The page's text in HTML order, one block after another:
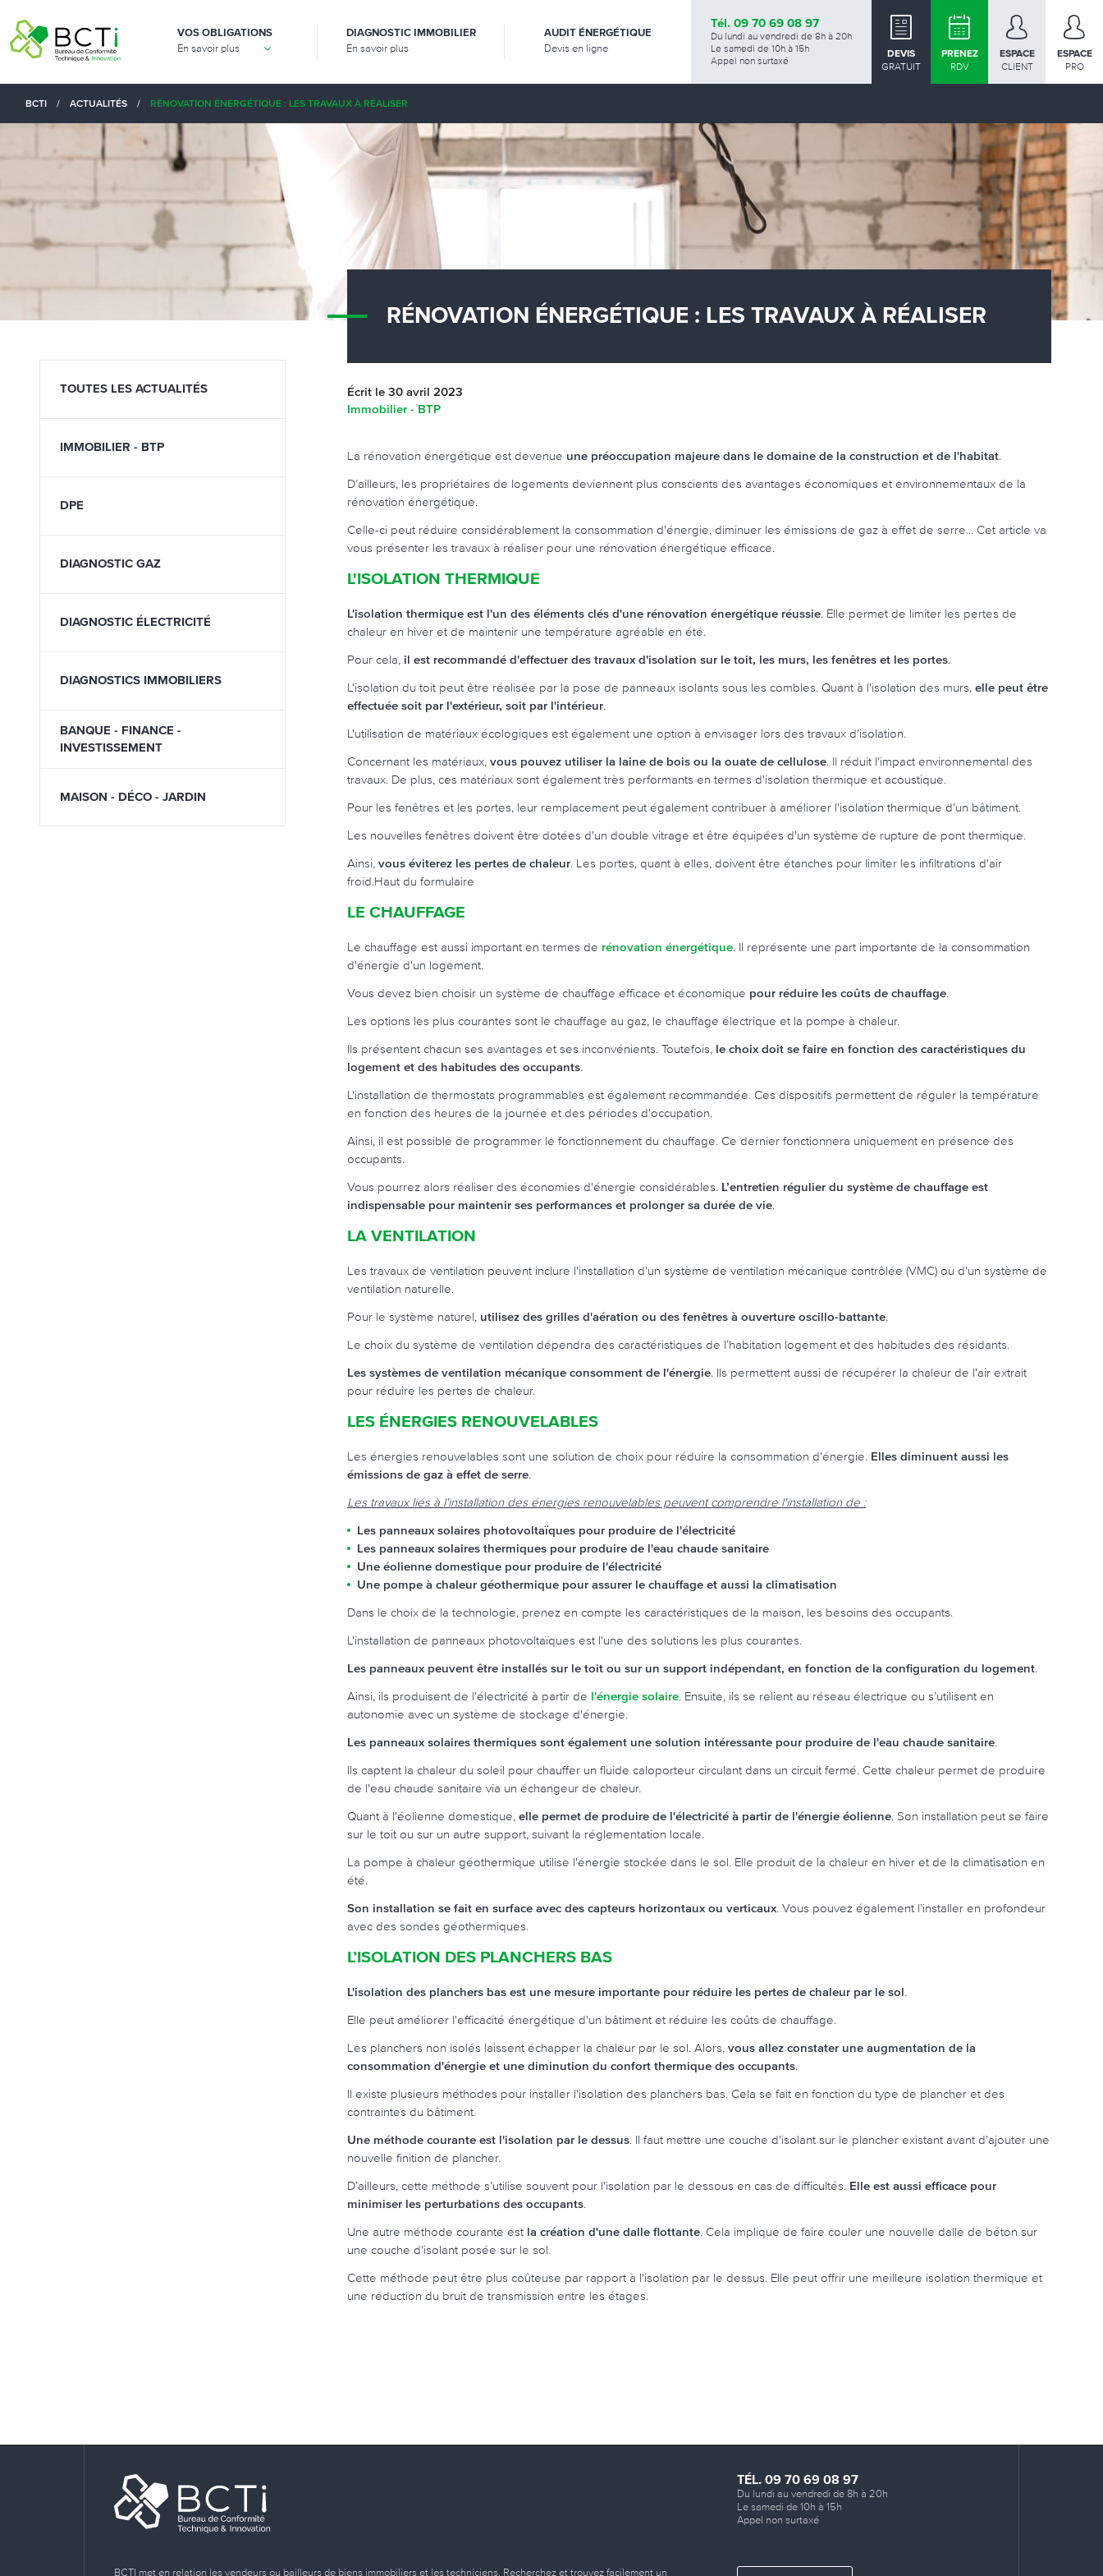
VOS OBLIGATIONS
En savoir plus
DIAGNOSTIC IMMOBILIER
En savoir plus
AUDIT ÉNERGÉTIQUE
Devis en ligne
Tél. 09 70 69 08 97
Du lundi au vendredi de 8h à 20h
Le samedi de 10h à 15h
Appel non surtaxé
DEVIS
GRATUIT
PRENEZ
RDV
ESPACE
CLIENT
ESPACE
PRO
BCTI / ACTUALITÉS / RÉNOVATION ÉNERGÉTIQUE : LES TRAVAUX À RÉALISER
TOUTES LES ACTUALITÉS
IMMOBILIER - BTP
DPE
DIAGNOSTIC GAZ
DIAGNOSTIC ÉLECTRICITÉ
DIAGNOSTICS IMMOBILIERS
BANQUE - FINANCE -
INVESTISSEMENT
MAISON - DÉCO - JARDIN
RÉNOVATION ÉNERGÉTIQUE : LES TRAVAUX À RÉALISER
Écrit le 30 avril 2023
Immobilier - BTP
La rénovation énergétique est devenue une préoccupation majeure dans le domaine de la construction et de l'habitat.
D’ailleurs, les propriétaires de logements deviennent plus conscients des avantages économiques et environnementaux de la
rénovation énergétique.
Celle-ci peut réduire considérablement la consommation d'énergie, diminuer les émissions de gaz à effet de serre... Cet article va
vous présenter les travaux à réaliser pour une rénovation énergétique efficace.
L'ISOLATION THERMIQUE
L'isolation thermique est l'un des éléments clés d'une rénovation énergétique réussie. Elle permet de limiter les pertes de
chaleur en hiver et de maintenir une température agréable en été.
Pour cela, il est recommandé d'effectuer des travaux d'isolation sur le toit, les murs, les fenêtres et les portes.
L'isolation du toit peut être réalisée par la pose de panneaux isolants sous les combles. Quant à l'isolation des murs, elle peut être
effectuée soit par l'extérieur, soit par l'intérieur.
L'utilisation de matériaux écologiques est également une option à envisager lors des travaux d'isolation.
Concernant les matériaux, vous pouvez utiliser la laine de bois ou la ouate de cellulose. Il réduit l'impact environnemental des
travaux. De plus, ces matériaux sont également très performants en termes d'isolation thermique et acoustique.
Pour les fenêtres et les portes, leur remplacement peut également contribuer à améliorer l'isolation thermique d'un bâtiment.
Les nouvelles fenêtres doivent être dotées d'un double vitrage et être équipées d'un système de rupture de pont thermique.
Ainsi, vous éviterez les pertes de chaleur. Les portes, quant à elles, doivent être étanches pour limiter les infiltrations d'air
froid.Haut du formulaire
LE CHAUFFAGE
Le chauffage est aussi important en termes de rénovation énergétique. Il représente une part importante de la consommation
d'énergie d'un logement.
Vous devez bien choisir un système de chauffage efficace et économique pour réduire les coûts de chauffage.
Les options les plus courantes sont le chauffage au gaz, le chauffage électrique et la pompe à chaleur.
Ils présentent chacun ses avantages et ses inconvénients. Toutefois, le choix doit se faire en fonction des caractéristiques du
logement et des habitudes des occupants.
L'installation de thermostats programmables est également recommandée. Ces dispositifs permettent de réguler la température
en fonction des heures de la journée et des périodes d'occupation.
Ainsi, il est possible de programmer le fonctionnement du chauffage. Ce dernier fonctionnera uniquement en présence des
occupants.
Vous pourrez alors réaliser des économies d'énergie considérables. L’entretien régulier du système de chauffage est
indispensable pour maintenir ses performances et prolonger sa durée de vie.
LA VENTILATION
Les travaux de ventilation peuvent inclure l'installation d'un système de ventilation mécanique contrôlée (VMC) ou d'un système de
ventilation naturelle.
Pour le système naturel, utilisez des grilles d'aération ou des fenêtres à ouverture oscillo-battante.
Le choix du système de ventilation dépendra des caractéristiques de l’habitation logement et des habitudes des résidants.
Les systèmes de ventilation mécanique consomment de l'énergie. Ils permettent aussi de récupérer la chaleur de l'air extrait
pour réduire les pertes de chaleur.
LES ÉNERGIES RENOUVELABLES
Les énergies renouvelables sont une solution de choix pour réduire la consommation d'énergie. Elles diminuent aussi les
émissions de gaz à effet de serre.
Les travaux liés à l'installation des énergies renouvelables peuvent comprendre l'installation de :
Les panneaux solaires photovoltaïques pour produire de l'électricité
Les panneaux solaires thermiques pour produire de l'eau chaude sanitaire
Une éolienne domestique pour produire de l'électricité
Une pompe à chaleur géothermique pour assurer le chauffage et aussi la climatisation
Dans le choix de la technologie, prenez en compte les caractéristiques de la maison, les besoins des occupants.
L'installation de panneaux photovoltaïques est l'une des solutions les plus courantes.
Les panneaux peuvent être installés sur le toit ou sur un support indépendant, en fonction de la configuration du logement.
Ainsi, ils produisent de l'électricité à partir de l'énergie solaire. Ensuite, ils se relient au réseau électrique ou s’utilisent en
autonomie avec un système de stockage d'énergie.
Les panneaux solaires thermiques sont également une solution intéressante pour produire de l'eau chaude sanitaire.
Ils captent la chaleur du soleil pour chauffer un fluide caloporteur circulant dans un circuit fermé. Cette chaleur permet de produire
de l'eau chaude sanitaire via un échangeur de chaleur.
Quant à l'éolienne domestique, elle permet de produire de l'électricité à partir de l'énergie éolienne. Son installation peut se faire
sur le toit ou sur un autre support, suivant la réglementation locale.
La pompe à chaleur géothermique utilise l'énergie stockée dans le sol. Elle produit de la chaleur en hiver et de la climatisation en
été.
Son installation se fait en surface avec des capteurs horizontaux ou verticaux. Vous pouvez également l’installer en profondeur
avec des sondes géothermiques.
L’ISOLATION DES PLANCHERS BAS
L'isolation des planchers bas est une mesure importante pour réduire les pertes de chaleur par le sol.
Elle peut améliorer l'efficacité énergétique d'un bâtiment et réduire les coûts de chauffage.
Les planchers non isolés laissent échapper la chaleur par le sol. Alors, vous allez constater une augmentation de la
consommation d'énergie et une diminution du confort thermique des occupants.
Il existe plusieurs méthodes pour installer l'isolation des planchers bas. Cela se fait en fonction du type de plancher et des
contraintes du bâtiment.
Une méthode courante est l'isolation par le dessus. Il faut mettre une couche d'isolant sur le plancher existant avant d'ajouter une
nouvelle finition de plancher.
D’ailleurs, cette méthode s’utilise souvent pour l'isolation par le dessous en cas de difficultés. Elle est aussi efficace pour
minimiser les perturbations des occupants.
Une autre méthode courante est la création d'une dalle flottante. Cela implique de faire couler une nouvelle dalle de béton sur
une couche d'isolant posée sur le sol.
Cette méthode peut être plus coûteuse par rapport à l'isolation par le dessus. Elle peut offrir une meilleure isolation thermique et
une réduction du bruit de transmission entre les étages.
BCTI met en relation les vendeurs ou bailleurs de biens immobiliers et les techniciens. Recherchez et trouvez facilement un
TÉL. 09 70 69 08 97
Du lundi au vendredi de 8h à 20h
Le samedi de 10h à 15h
Appel non surtaxé